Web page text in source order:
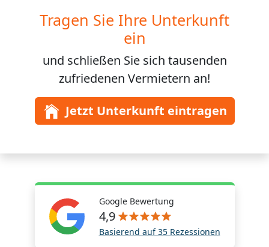
Tragen Sie Ihre Unterkunft
ein
und schließen Sie sich tausenden
zufriedenen Vermietern an!
Jetzt Unterkunft eintragen
Google Bewertung
4,9
Basierend auf 35 Rezessionen